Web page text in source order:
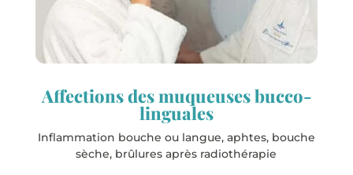
Affections des muqueuses bucco-
linguales
Inflammation bouche ou langue, aphtes, bouche
sèche, brûlures après radiothérapie
La Roche-Posay
Rochefort